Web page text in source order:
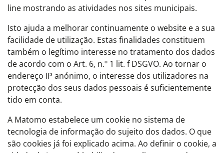
line mostrando as atividades nos sites municipais.
Isto ajuda a melhorar continuamente o website e a sua
facilidade de utilização. Estas finalidades constituem
também o legítimo interesse no tratamento dos dados
de acordo com o Art. 6, n.º 1 lit. f DSGVO. Ao tornar o
endereço IP anónimo, o interesse dos utilizadores na
protecção dos seus dados pessoais é suficientemente
tido em conta.
A Matomo estabelece um cookie no sistema de
tecnologia de informação do sujeito dos dados. O que
são cookies já foi explicado acima. Ao definir o cookie, a